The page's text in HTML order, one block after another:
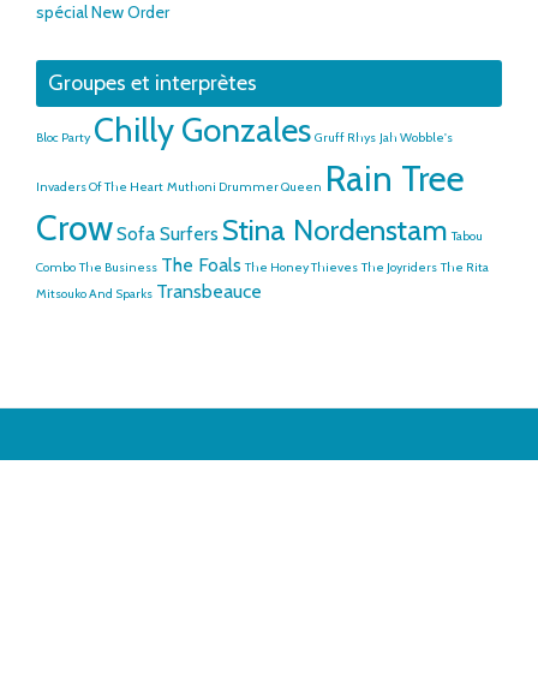
spécial New Order
Groupes et interprètes
Bloc Party Chilly Gonzales Gruff Rhys Jah Wobble's
Invaders Of The Heart Muthoni Drummer Queen Rain Tree
CrowSofa Surfers Stina Nordenstam Tabou
Combo The Business The Foals The Honey Thieves The Joyriders The Rita
Mitsouko And Sparks Transbeauce